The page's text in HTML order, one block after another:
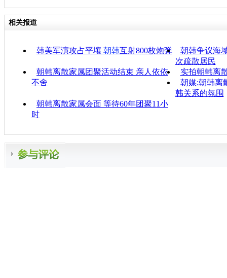
相关报道
韩美军演攻占平壤 朝韩互射800枚炮弹
朝韩争议海
次疏散居民
朝韩离散家属团聚活动结束 亲人依依
不舍
实拍朝韩离
朝媒:朝韩离
韩关系的氛围
朝韩离散家属会面 等待60年团聚11小
时